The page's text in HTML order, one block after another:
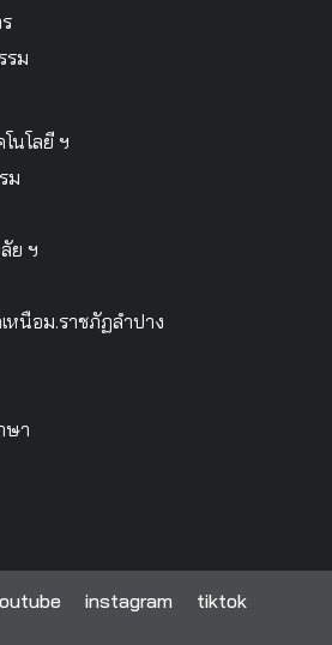
รม
นโลยี ฯ
ม
ย ฯ
หนือม.ราชภัฏลำปาง
ษา
instagram tiktok